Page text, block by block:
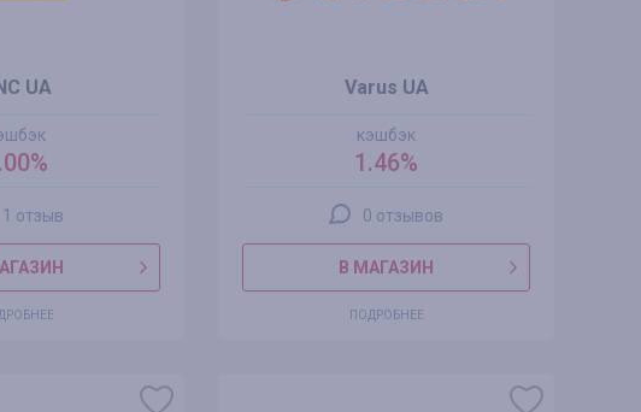
UA
1 отзыв
Varus UA
кэшбэк
1.46%
0 отзывов
В МАГАЗИН
ПОДРОБНЕЕ